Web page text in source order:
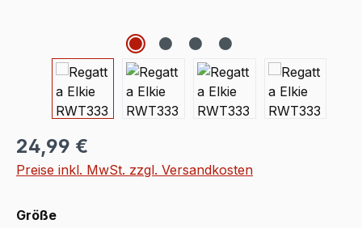
Regulärer Preis:
24,99 €
Preise inkl. MwSt. zzgl. Versandkosten
Größeauswählen